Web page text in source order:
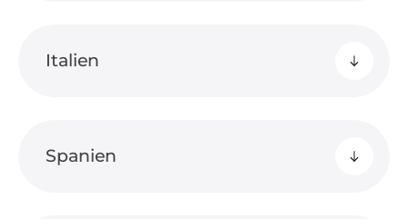
Italien
Spanien